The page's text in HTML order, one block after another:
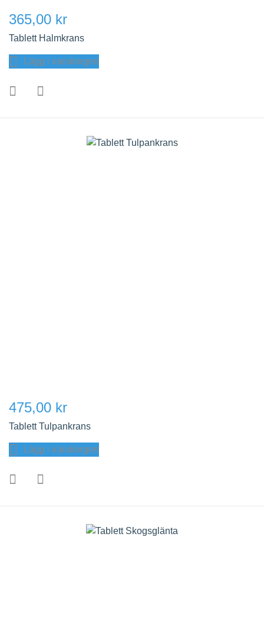
365,00 kr
Tablett Halmkrans
Lägg i varukorgen
475,00 kr
Tablett Tulpankrans
Lägg i varukorgen